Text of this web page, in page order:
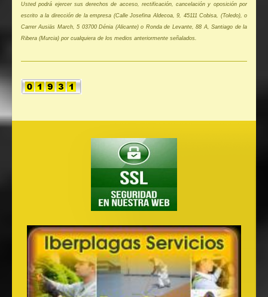
Usted podrá ejercer sus derechos de acceso, rectificación, cancelación y oposición por
escrito a la dirección de la empresa (Calle Josefina Aldecoa, 9, 45111 Cobisa, (Toledo), o
Carrer Ausiäs March, 5 03700 Dénia (Alicante) o Ronda de Levante, 88 A, Santiago de la
Ribera (Murcia) por cualquiera de los medios anteriormente señalados.